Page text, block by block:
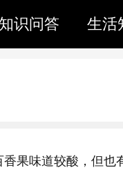
知识问答 生活
果味道较酸，但也